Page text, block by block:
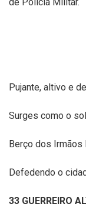
Pujante, altivo e
Surges como o
Berço dos Irmãos
Defedendo o
33 GUERREIRO